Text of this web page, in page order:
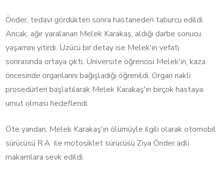
Önder, tedavi gördükten sonra hastaneden taburcu edildi.
Ancak, ağır yaralanan Melek Karakaş, aldığı darbe sonucu
yaşamını yitirdi. Üzücü bir detay ise Melek'in vefatı
sonrasında ortaya çıktı. Üniversite öğrencisi Melek'in, kaza
öncesinde organlarını bağışladığı öğrenildi. Organ nakli
prosedürleri başlatılarak Melek Karakaş'ın birçok hastaya
umut olması hedeflendi.
Öte yandan, Melek Karakaş'ın ölümüyle ilgili olarak otomobil
sürücüsü R.A. ile motosiklet sürücüsü Ziya Önder adli
makamlara sevk edildi.